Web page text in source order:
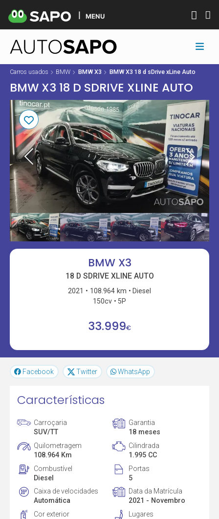
MENU
Carros usados BMW BMW X3 BMW X3 18 d sDrive xLine Auto
BMW X3 18 D SDRIVE XLINE AUTO
BMW X3
18 D SDRIVE XLINE AUTO
2021 108.964 km
Diesel
150cv
5P
33.999€
Facebook Twitter WhatsApp
Características
Carroçaria
SUV/TT
Garantia
18 meses
Quilometragem
108.964 Km
Cilindrada
1.995 CC
Combustível
Diesel
Portas
5
Caixa de velocidades
Automática
Data da Matrícula
2021 - Novembro
Cor exterior
Lugares